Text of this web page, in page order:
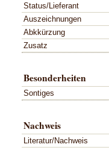
Status/Lieferant
Auszeichnungen
Abkkürzung
Zusatz
Besonderheiten
Sontiges
Nachweis
Literatur/Nachweis